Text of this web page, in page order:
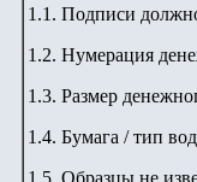
1.1. Подписи
1.2. Нумерация
1.3. Размер
1.4. Бумага / тип
1.5. Образцы не